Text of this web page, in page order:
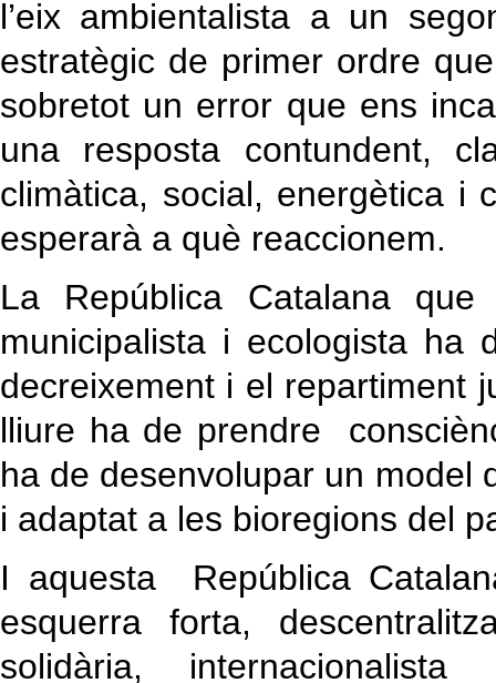
l’eix ambientalista a un
estratègic de primer ordre
sobretot un error que ens
una resposta contundent,
climàtica, social, energètica i
esperarà a què reaccionem.
La República Catalana
municipalista i ecologista ha
decreixement i el repartiment
lliure ha de prendre
ha de desenvolupar un model
i adaptat a les bioregions del
I aquesta República
esquerra forta,
solidària,